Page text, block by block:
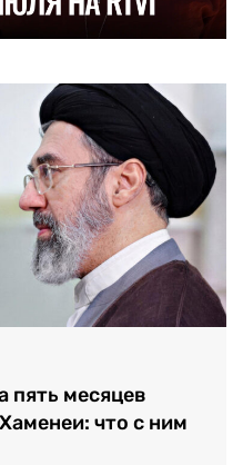
пять месяцев
что с ним